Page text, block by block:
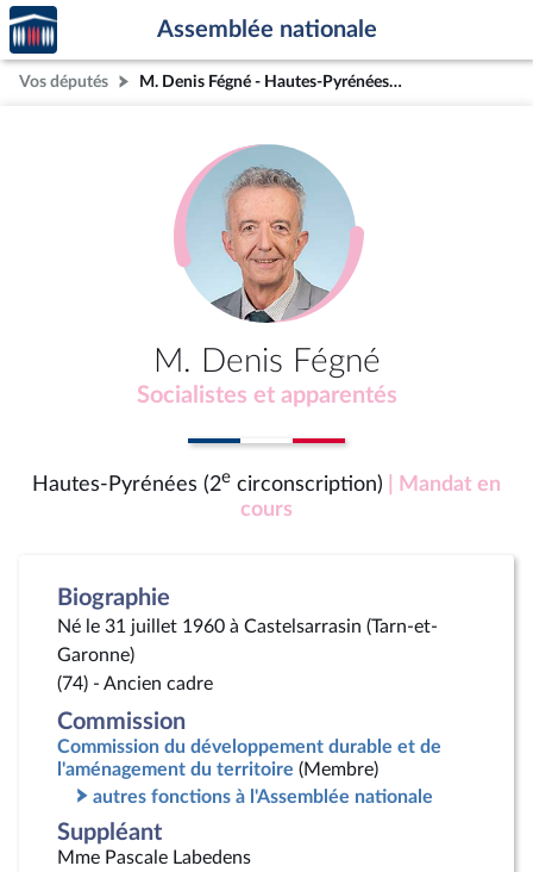
Aller au contenu
Aller en bas de la page
Accèder
à la
page
d'accueil
Assemblée nationale
Vos députés M. Denis Fégné - Hautes-Pyrénées (2e circonscription)
M. Denis Fégné
Socialistes et apparentés
Hautes-Pyrénées (2e circonscription)
| Mandat en
cours
Biographie
Né le 31 juillet 1960 à Castelsarrasin (Tarn-et-
Garonne)
(74) - Ancien cadre
Commission
Commission du développement durable et de
l'aménagement du territoire (Membre)
autres fonctions à l'Assemblée nationale
Suppléant
Mme Pascale Labedens